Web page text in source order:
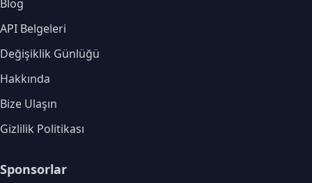
Blog
API Belgeleri
Değişiklik Günlüğü
Hakkında
Bize Ulaşın
Gizlilik Politikası
Sponsorlar